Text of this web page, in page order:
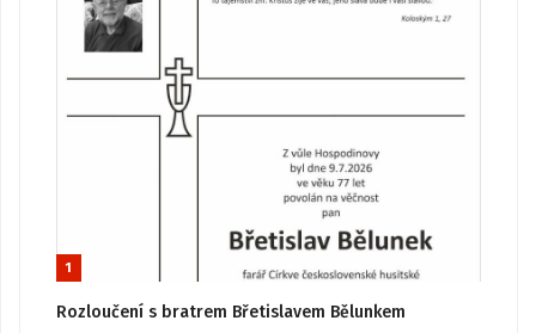
1
Rozloučení s bratrem Břetislavem Bělunkem